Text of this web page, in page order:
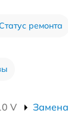
ремонта
V